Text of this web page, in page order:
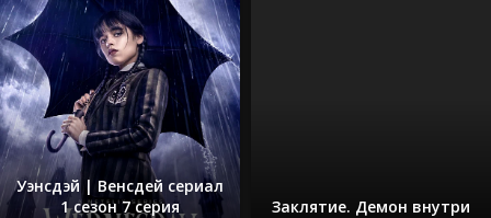
Уэнсдэй | Венсдей сериал
1 сезон 7 серия
Заклятие. Демон внутри